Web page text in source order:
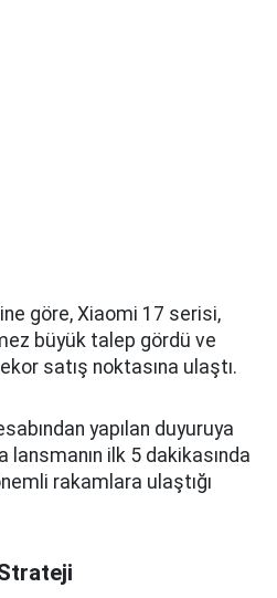
göre, Xiaomi 17 serisi,
büyük talep gördü ve
satış noktasına ulaştı.
yapılan duyuruya
lansmanın ilk 5 dakikasında
rakamlara ulaştığı